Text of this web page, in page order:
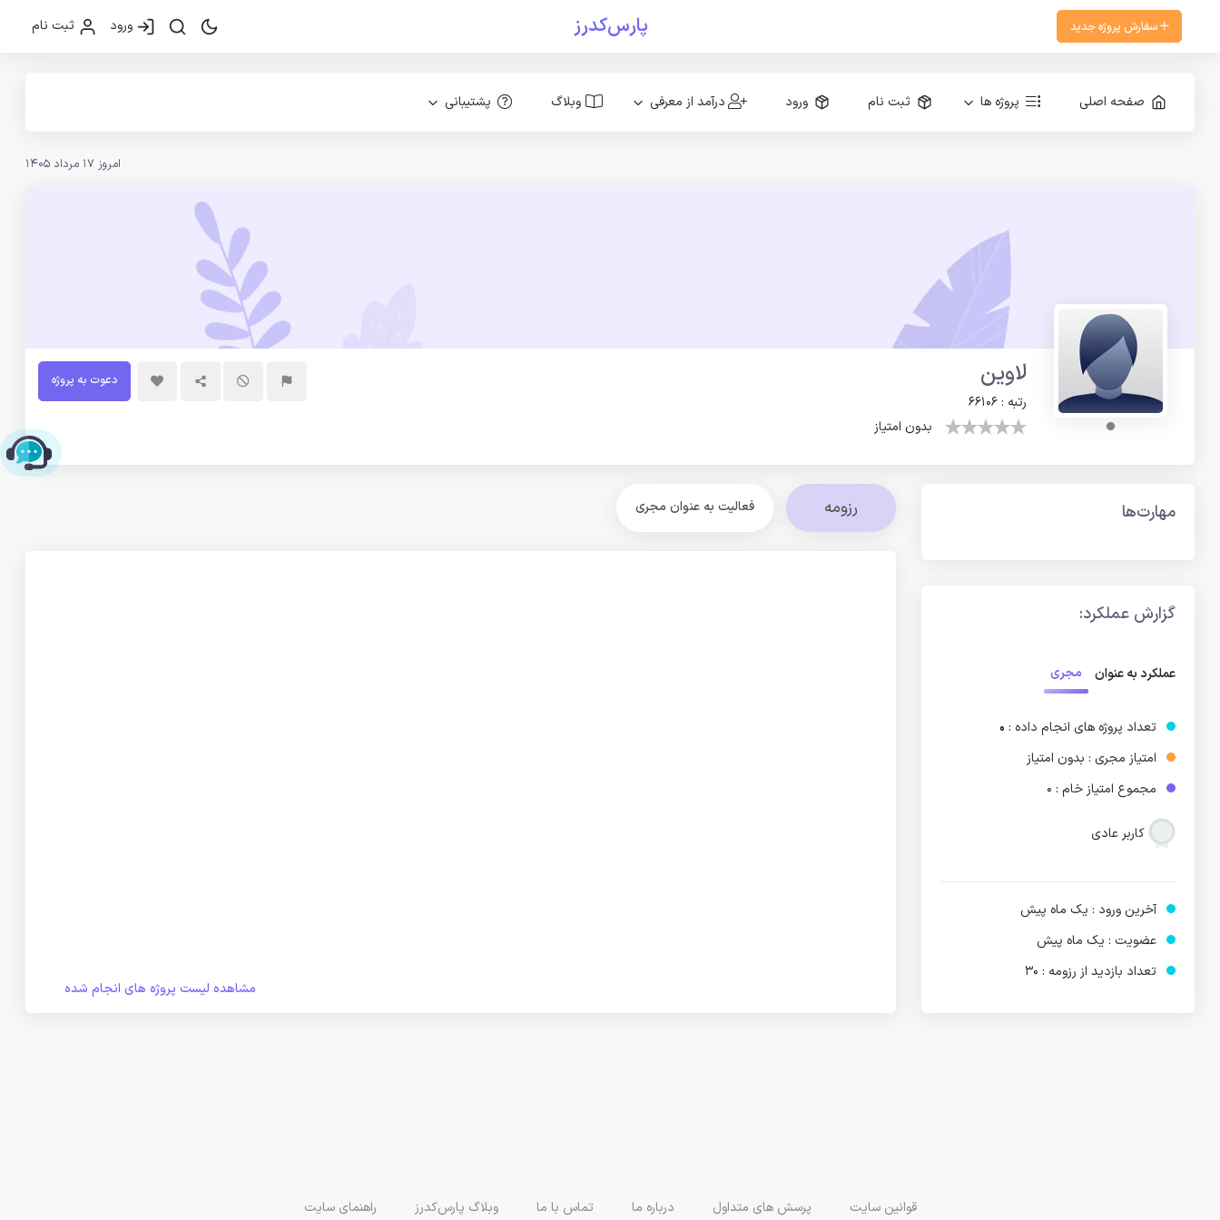
پارس‌کدرز سفارش پروژه جدید ورود ثبت نام
صفحه اصلی پروژه ها ثبت نام ورود درآمد از معرفی وبلاگ پشتیبانی
امروز 17 مرداد 1405
لاوین
رتبه : 66106
بدون امتیاز
دعوت به پروژه
مهارت‌ها
گزارش عملکرد:
عملکرد به عنوان مجری
تعداد پروژه های انجام داده : 0
امتیاز مجری : بدون امتیاز
مجموع امتیاز خام : 0
کاربر عادی
آخرین ورود : یک ماه پیش
عضویت : یک ماه پیش
تعداد بازدید از رزومه : 30
رزومه فعالیت به عنوان مجری
مشاهده لیست پروژه های انجام شده
چت با پشتیبانی پارس‌کدرز
قوانین سایت پرسش های متداول درباره ما تماس با ما وبلاگ پارس‌کدرز راهنمای سایت